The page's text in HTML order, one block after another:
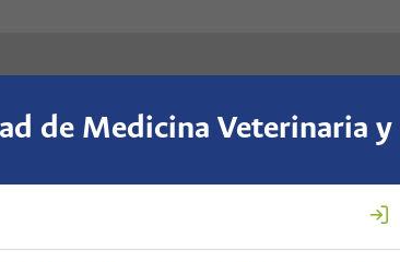
de Medicina Veterinaria